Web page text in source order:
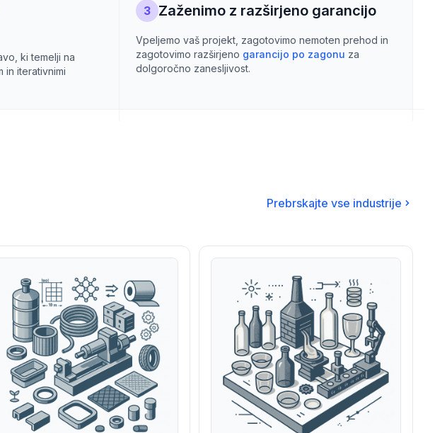
ki temelji na
in iterativnimi
3 Zaženimo z razširjeno garancijo
Vpeljemo vaš projekt, zagotovimo nemoten prehod in
zagotovimo razširjeno garancijo po zagonu za
dolgoročno zanesljivost.
Prebrskajte vse industrije